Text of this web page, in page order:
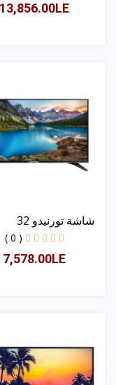
13,856.00LE
شاشة تورنيدو 32
( 0 )
7,578.00LE